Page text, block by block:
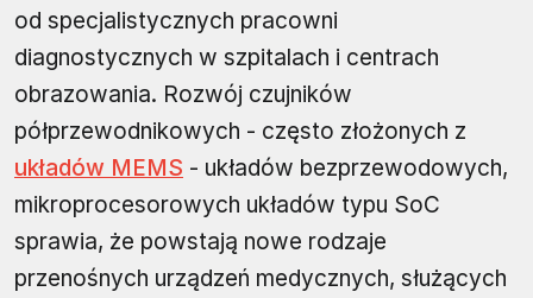
od specjalistycznych pracowni
diagnostycznych w szpitalach i centrach
obrazowania. Rozwój czujników
półprzewodnikowych - często złożonych z
układów MEMS - układów bezprzewodowych,
mikroprocesorowych układów typu SoC
sprawia, że powstają nowe rodzaje
przenośnych urządzeń medycznych, służących